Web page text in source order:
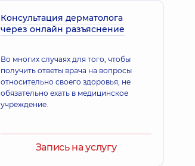
Консультация дерматолога
через онлайн разъяснение
Во многих случаях для того, чтобы
получить ответы врача на вопросы
относительно своего здоровья, не
обязательно ехать в медицинское
учреждение.
Запись на услугу